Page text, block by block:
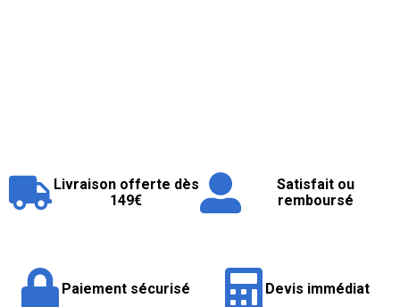
Livraison offerte dès
149€
Satisfait ou
remboursé
Paiement sécurisé Devis immédiat